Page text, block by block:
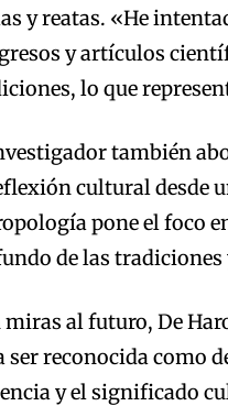
y reatas. «He
y artículos
lo que
también
cultural desde
pone el foco
de las
miras al futuro, De
ser reconocida como
y el significado